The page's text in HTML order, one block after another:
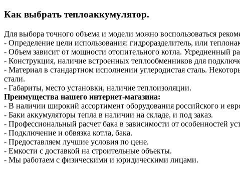
Как выбрать теплоаккумулятор.
Для выбора точного объема и модели можно воспользоваться
- Определение цели использования: гидроразделитель, или
- Объем зависит от мощности отопительного котла. Усредненный
- Конструкция, наличие встроенных теплообменников для
- Материал в стандартном исполнении углеродистая сталь.
стали.
- Габариты, место установки, наличие теплоизоляции.
Преимущества нашего интернет-магазина:
- В наличии широкий ассортимент оборудования российского и
- Баки аккумуляторы тепла в наличии на складе, и под заказ.
- Профессиональный расчет бака в зависимости от особенностей
- Подключение и обвязка котла, бака.
- Предоставляем лучшие условия по цене.
- Емкости с доставкой на строительные объекты.
- Мы работаем с физическими и юридическими лицами.